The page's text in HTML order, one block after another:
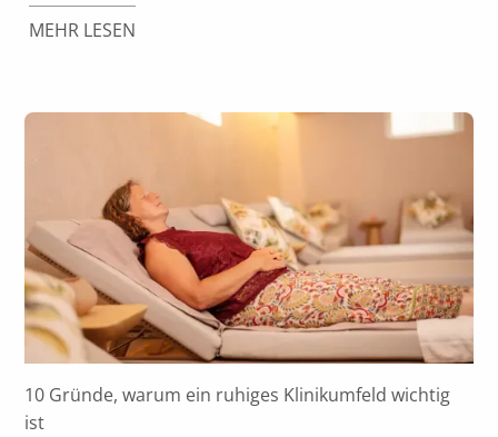
MEHR LESEN
10 Gründe, warum ein ruhiges Klinikumfeld wichtig
ist